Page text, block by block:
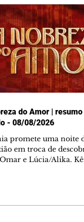
do Amor | resumo
- 08/08/2026
promete uma noite
em troca de
e Lúcia/Alika.